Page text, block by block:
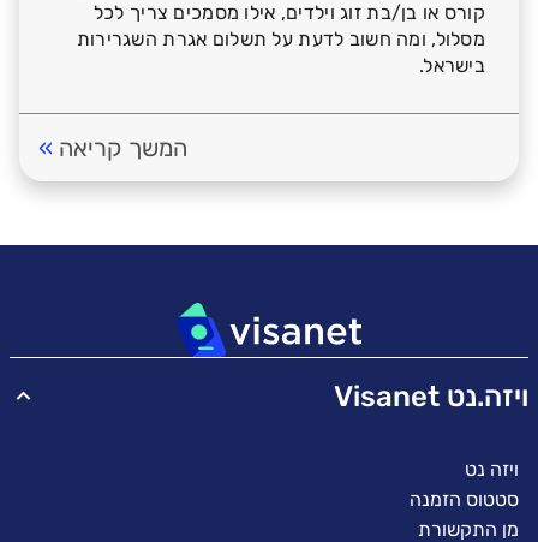
קורס או בן/בת זוג וילדים, אילו מסמכים צריך לכל
מסלול, ומה חשוב לדעת על תשלום אגרת השגרירות
בישראל.
המשך קריאה »
ויזה.נט Visanet
ויזה נט
סטטוס הזמנה
מן התקשורת